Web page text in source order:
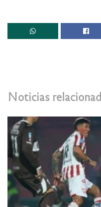
Noticias